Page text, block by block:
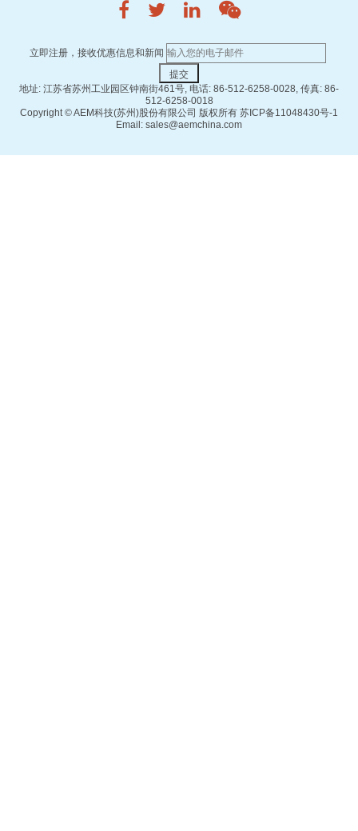
立即注册，接收优惠信息和新闻
地址: 江苏省苏州工业园区钟南街461号, 电话: 86-512-6258-0028, 传真: 86-
512-6258-0018
Copyright ©AEM科技(苏州)股份有限公司 版权所有 苏ICP备11048430号-1
Email: sales@aemchina.com